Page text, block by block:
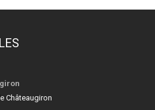
Châteaugiron